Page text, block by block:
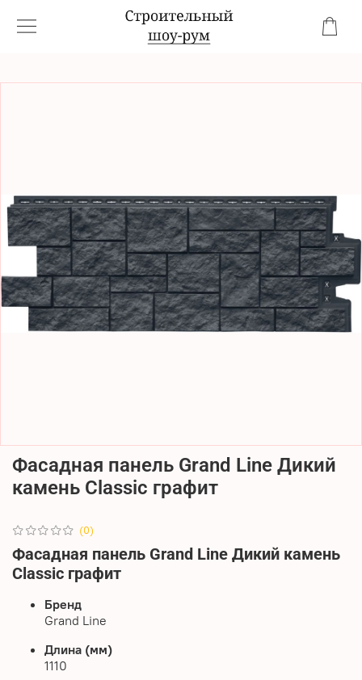
(0)
Фасадная панель Grand Line Дикий
камень Classic графит
Фасадная панель Grand Line Дикий камень
Classic графит
Бренд
Grand Line
Длина (мм)
1110